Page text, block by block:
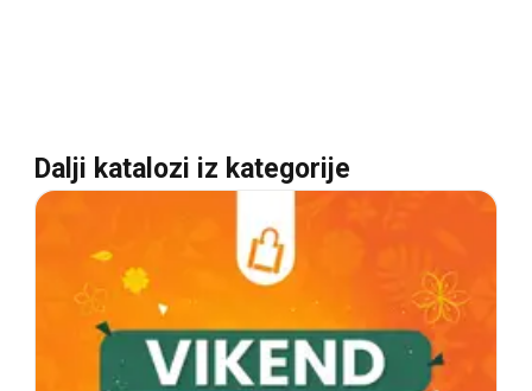
Dalji katalozi iz kategorije